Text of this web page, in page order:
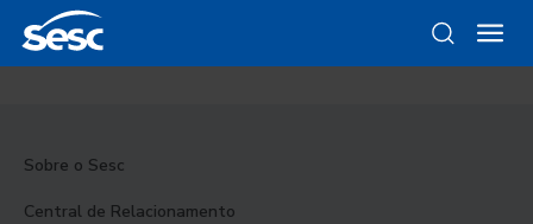
Sobre o Sesc
Central de Relacionamento